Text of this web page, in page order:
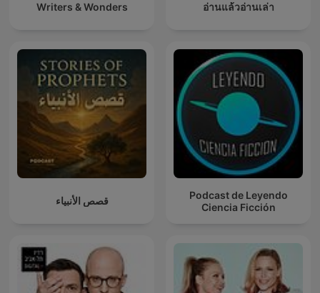
Writers & Wonders อ่านแล้วอ่านเล่า
قصص الأنبياء
Podcast de Leyendo
Ciencia Ficción